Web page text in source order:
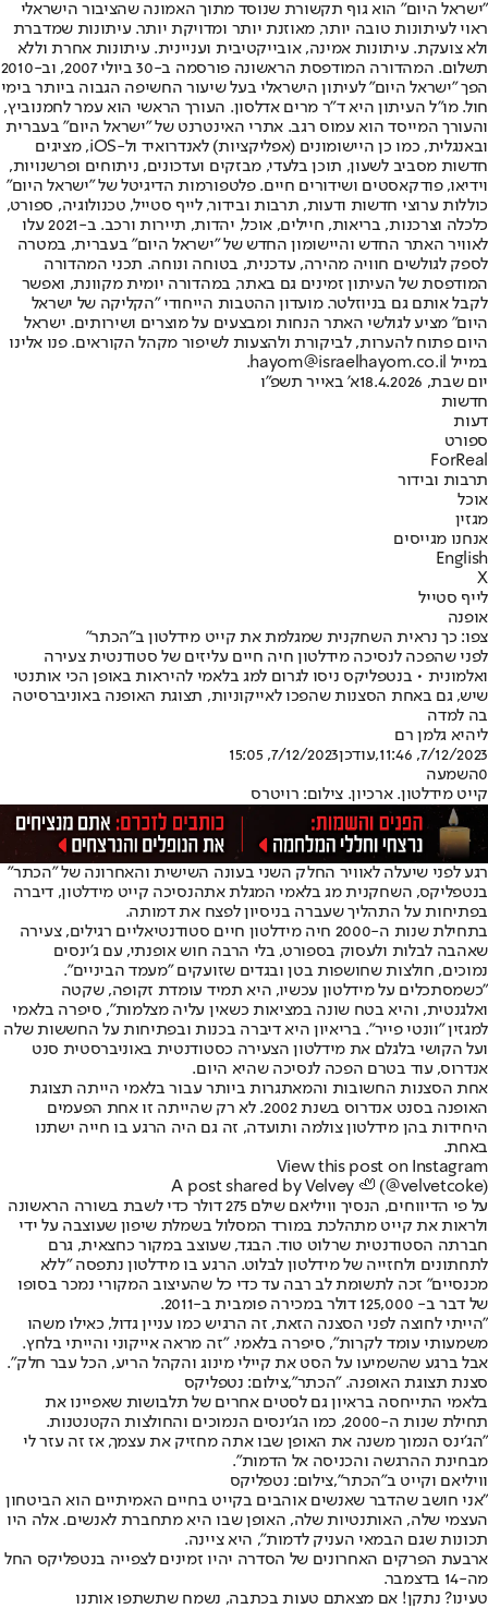
"ישראל היום" הוא גוף תקשורת שנוסד מתוך האמונה שהציבור הישראלי
ראוי לעיתונות טובה יותר, מאוזנת יותר ומדויקת יותר. עיתונות שמדברת
ולא צועקת. עיתונות אמינה, אובייקטיבית ועניינית. עיתונות אחרת וללא
תשלום. המהדורה המודפסת הראשונה פורסמה ב-30 ביולי 2007, וב-2010
הפך "ישראל היום" לעיתון הישראלי בעל שיעור החשיפה הגבוה ביותר בימי
חול. מו"ל העיתון היא ד"ר מרים אדלסון. העורך הראשי הוא עמר לחמנוביץ,
והעורך המייסד הוא עמוס רגב. אתרי האינטרנט של "ישראל היום" בעברית
ובאנגלית, כמו כן היישומונים (אפליקציות) לאנדרואיד ול-iOS, מציגים
חדשות מסביב לשעון, תוכן בלעדי, מבזקים ועדכונים, ניתוחים ופרשנויות,
וידיאו, פודקאסטים ושידורים חיים. פלטפורמות הדיגיטל של "ישראל היום"
כוללות ערוצי חדשות ודעות, תרבות ובידור, לייף סטייל, טכנולוגיה, ספורט,
כלכלה וצרכנות, בריאות, חיילים, אוכל, יהדות, תיירות ורכב. ב-2021 עלו
לאוויר האתר החדש והיישומון החדש של "ישראל היום" בעברית, במטרה
לספק לגולשים חוויה מהירה, עדכנית, בטוחה ונוחה. תכני המהדורה
המודפסת של העיתון זמינים גם באתר, במהדורה יומית מקוונת, ואפשר
לקבל אותם גם בניוזלטר. מועדון ההטבות הייחודי "הקליקה של ישראל
היום" מציע לגולשי האתר הנחות ומבצעים על מוצרים ושירותים. ישראל
היום פתוח להערות, לביקורת ולהצעות לשיפור מקהל הקוראים. פנו אלינו
במייל hayom@israelhayom.co.il.
יום שבת, 18.4.2026
א' באייר תשפ"ו
חדשות
דעות
ספורט
ForReal
תרבות ובידור
אוכל
מגזין
אנחנו מגייסים
English
X
לייף סטייל
אופנה
צפו: כך נראית השחקנית שמגלמת את קייט מידלטון ב"הכתר"
לפני שהפכה לנסיכה מידלטון חיה חיים עליזים של סטודנטית צעירה
ואלמונית • בנטפליקס ניסו לגרום למג בלאמי להיראות באופן הכי אותנטי
שיש, גם באחת הסצנות שהפכו לאייקוניות, תצוגת האופנה באוניברסיטה
בה למדה
ליהיא גלמן רם
7/12/2023, 11:46
,עודכן7/12/2023, 15:05
0השמעה
קייט מידלטון. ארכיון. צילום: רויטרס
רגע לפני שיעלה לאוויר החלק השני בעונה השישית והאחרונה של "הכתר"
בנטפליקס, השחקנית מג בלאמי המגלת אתהנסיכה קייט מידלטון, דיברה
בפתיחות על התהליך שעברה בניסיון לפצח את דמותה.
בתחילת שנות ה-2000 חיה מידלטון חיים סטודנטיאליים רגילים, צעירה
שאהבה לבלות ולעסוק בספורט, בלי הרבה חוש אופנתי, עם ג'ינסים
נמוכים, חולצות שחושפות בטן ובגדים שזועקים "מעמד הביניים".
"כשמסתכלים על מידלטון עכשיו, היא תמיד עומדת זקופה, שקטה
ואלגנטית, והיא בטח שונה במציאות כשאין עליה מצלמות", סיפרה בלאמי
למגזין "וונטי פייר". בריאיון היא דיברה בכנות ובפתיחות על החששות שלה
ועל הקושי בלגלם את מידלטון הצעירה כסטודנטית באוניברסטית סנט
אנדרוס, עוד בטרם הפכה לנסיכה שהיא היום.
אחת הסצנות החשובות והמאתגרות ביותר עבור בלאמי הייתה תצוגת
האופנה בסנט אנדרוס בשנת 2002. לא רק שהייתה זו אחת הפעמים
היחידות בהן מידלטון צולמה ותועדה, זה גם היה הרגע בו חייה ישתנו
באחת.
View this post on Instagram
A post shared by Velvey 🦥 (@velvetcoke)
על פי הדיווחים, הנסיך וויליאם שילם 275 דולר כדי לשבת בשורה הראשונה
ולראות את קייט מתהלכת במורד המסלול בשמלת שיפון שעוצבה על ידי
חברתה הסטודנטית שרלוט טוד. הבגד, שעוצב במקור כחצאית, גרם
לתחתונים ולחזייה של מידלטון לבלוט. הרגע בו מידלטון נתפסה "ללא
מכנסיים" זכה לתשומת לב רבה עד כדי כל שהעיצוב המקורי נמכר בסופו
של דבר ב- 125,000 דולר במכירה פומבית ב-2011.
"הייתי לחוצה לפני הסצנה הזאת, זה הרגיש כמו עניין גדול, כאילו משהו
משמעותי עומד לקרות", סיפרה בלאמי. "זה מראה אייקוני והייתי בלחץ.
אבל ברגע שהשמיעו על הסט את קיילי מינוג והקהל הריע, הכל עבר חלק".
סצנת תצוגת האופנה. "הכתר",צילום: נטפליקס
בלאמי התייחסה בראיון גם לסטים אחרים של תלבושות שאפיינו את
תחילת שנות ה-2000, כמו הג'ינסים הנמוכים והחולצות הקטנטנות.
"הג'ינס הנמוך משנה את האופן שבו אתה מחזיק את עצמך, אז זה עזר לי
מבחינת ההרגשה והכניסה אל הדמות".
וויליאם וקייט ב"הכתר",צילום: נטפליקס
"אני חושב שהדבר שאנשים אוהבים בקייט בחיים האמיתיים הוא הביטחון
העצמי שלה, האותנטיות שלה, האופן שבו היא מתחברת לאנשים. אלה היו
תכונות שגם הבמאי העניק לדמות", היא ציינה.
ארבעת הפרקים האחרונים של הסדרה יהיו זמינים לצפייה בנטפליקס החל
מה-14 בדצמבר.
טעינו? נתקן! אם מצאתם טעות בכתבה, נשמח שתשתפו אותנו